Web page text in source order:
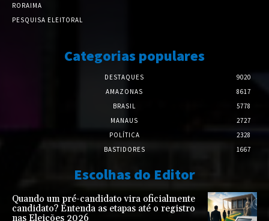
RORAIMA
PESQUISA ELEITORAL
Categorias populares
DESTAQUES
9020
AMAZONAS
8617
BRASIL
5778
MANAUS
2727
POLÍTICA
2328
BASTIDORES
1667
Escolhas do Editor
Quando um pré-candidato vira oficialmente
candidato? Entenda as etapas até o registro
nas Eleições 2026